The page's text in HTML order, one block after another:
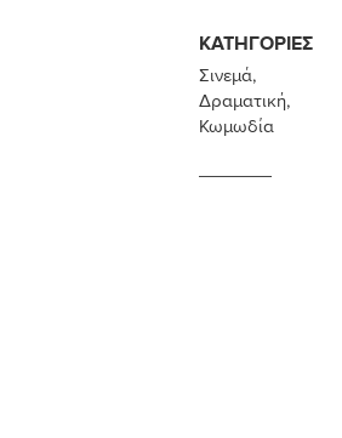
ΚΑΤΗΓΟΡΊΕΣ
Σινεμά,
Δραματική,
Κωμωδία